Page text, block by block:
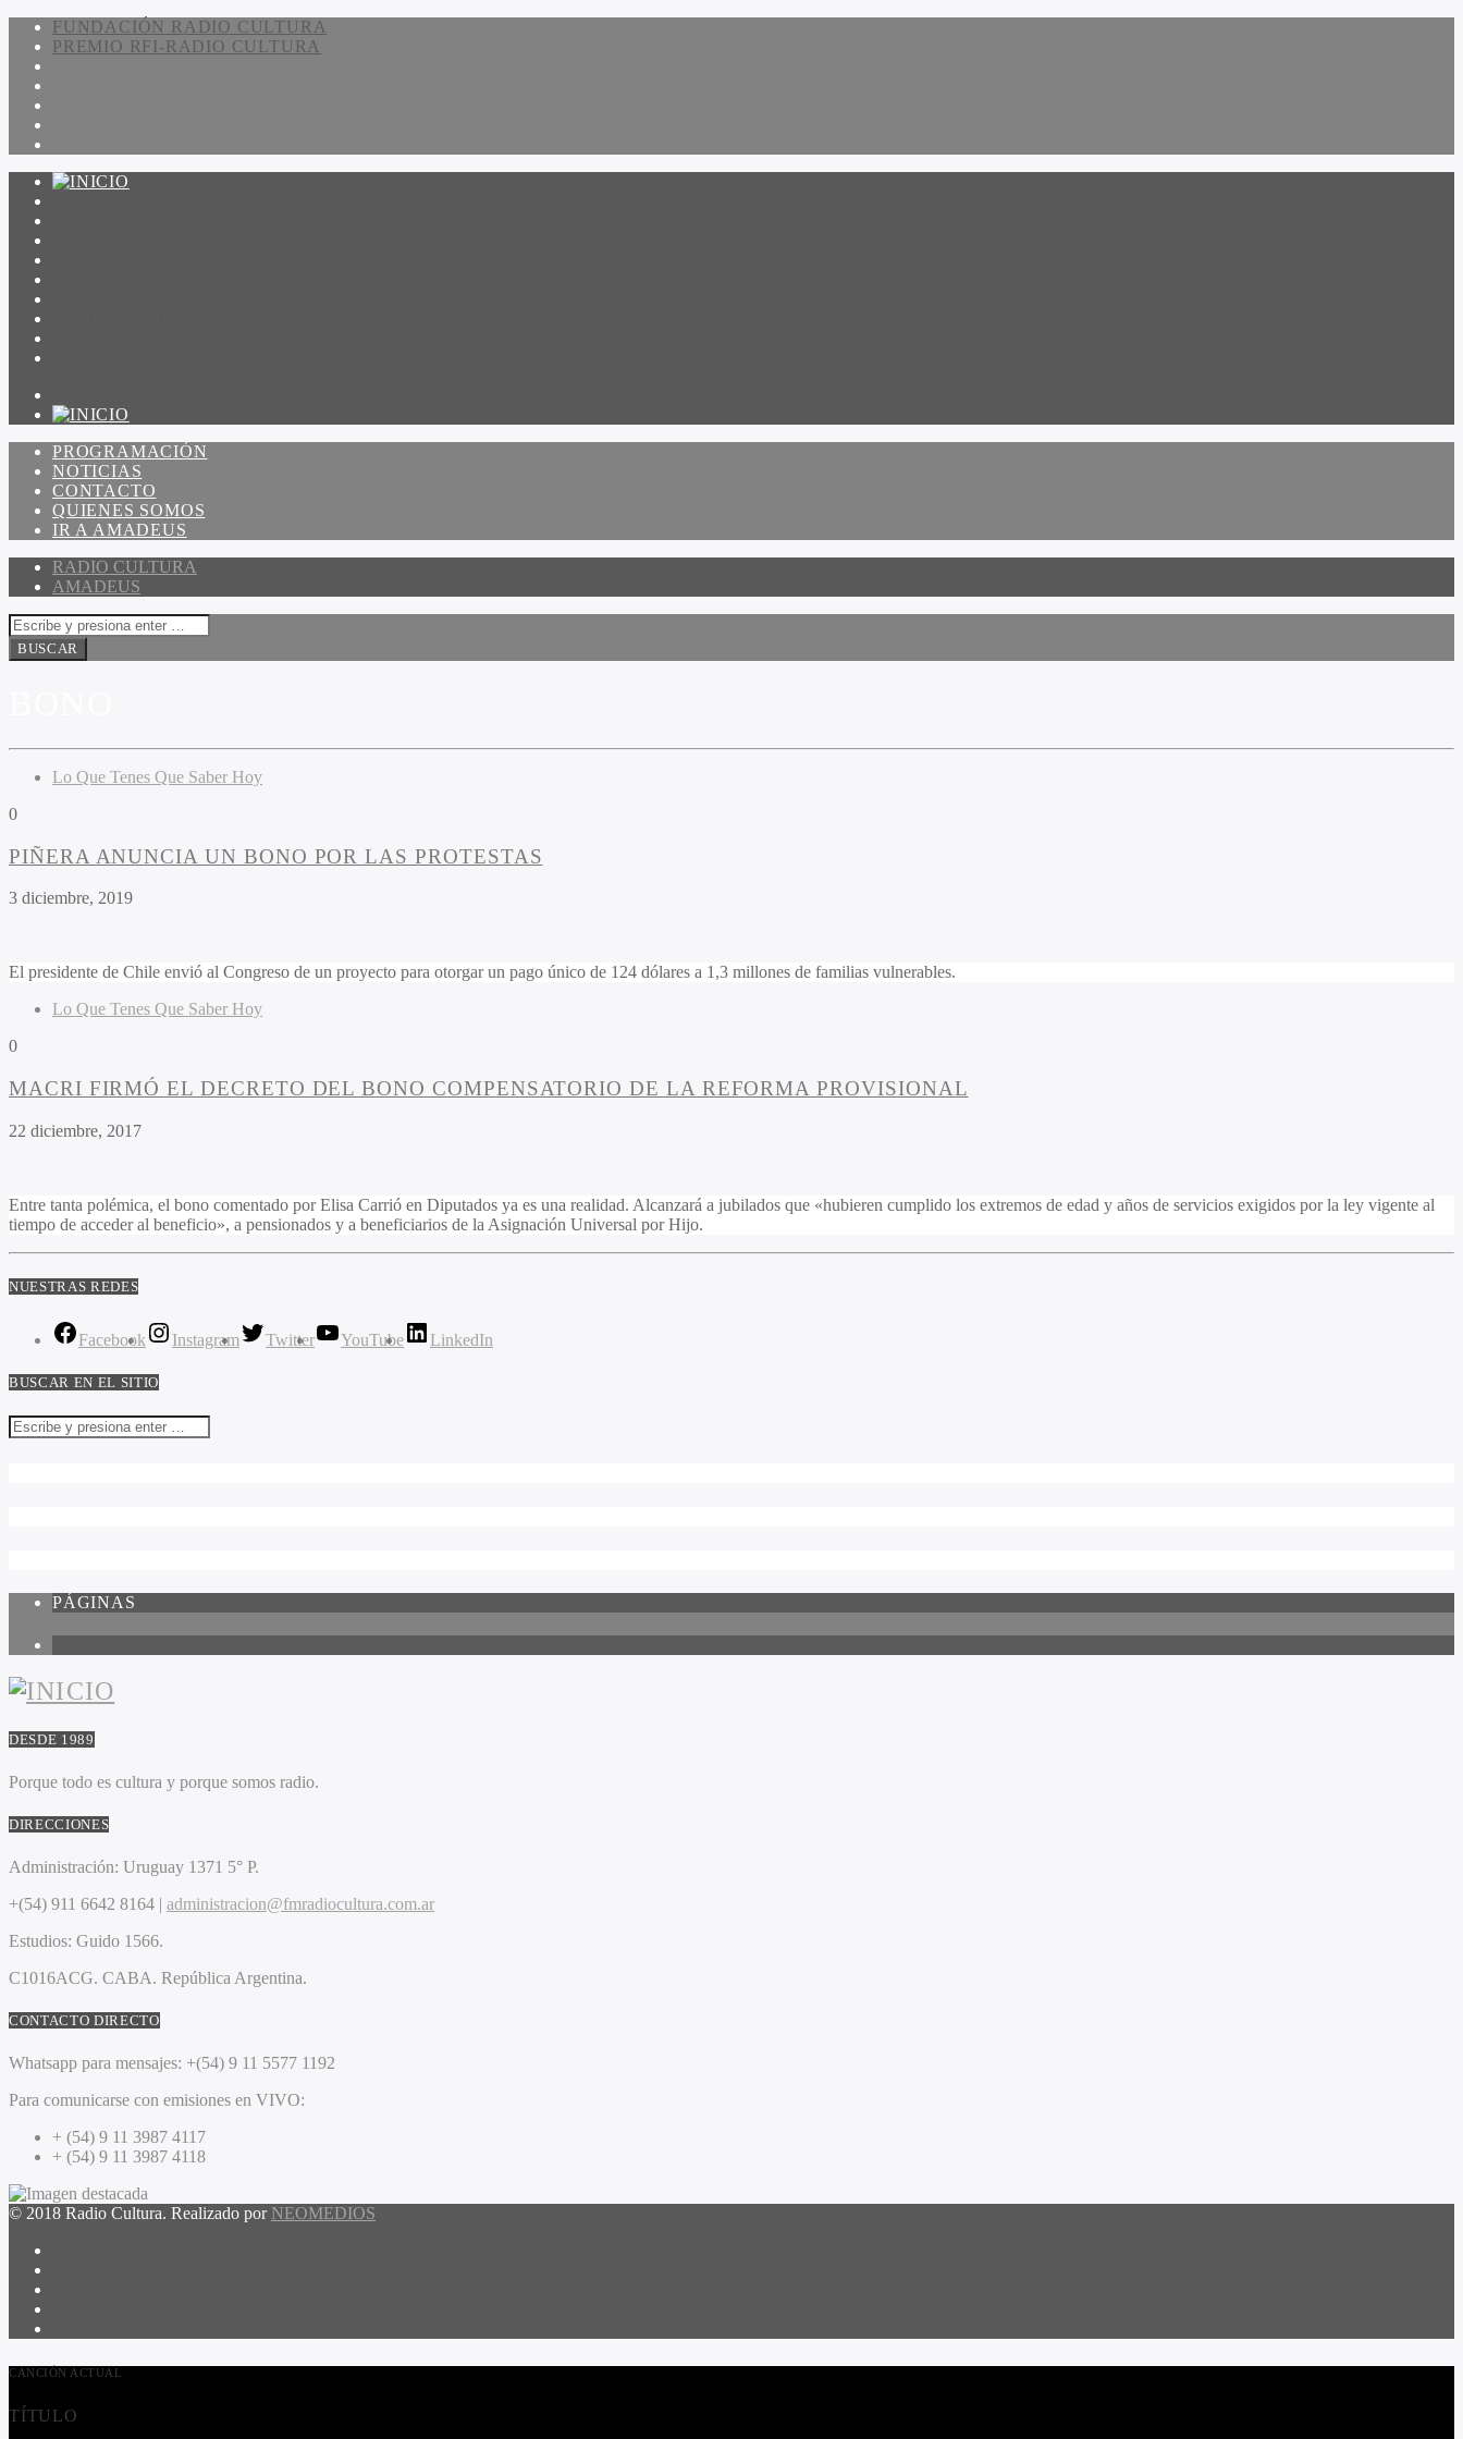
FUNDACIÓN RADIO CULTURA
PREMIO RFI-RADIO CULTURA
PROGRAMACIÓN
NOTICIAS
CONTACTO
QUIENES SOMOS
IR A AMADEUS
RADIO CULTURA
AMADEUS
Lo Que Tenes Que Saber Hoy
0
PIÑERA ANUNCIA UN BONO POR LAS PROTESTAS
3 diciembre, 2019
El presidente de Chile envió al Congreso de un proyecto para otorgar un pago único de 124 dólares a 1,3 millones de familias vulnerables.
Lo Que Tenes Que Saber Hoy
0
MACRI FIRMÓ EL DECRETO DEL BONO COMPENSATORIO DE LA REFORMA PROVISIONAL
22 diciembre, 2017
Entre tanta polémica, el bono comentado por Elisa Carrió en Diputados ya es una realidad. Alcanzará a jubilados que «hubieren cumplido los extremos de edad y años de servicios exigidos por la ley vigente al
tiempo de acceder al beneficio», a pensionados y a beneficiarios de la Asignación Universal por Hijo.
NUESTRAS REDES
Facebook Instagram Twitter YouTube LinkedIn
BUSCAR EN EL SITIO
PÁGINAS
DESDE 1989
Porque todo es cultura y porque somos radio.
DIRECCIONES
Administración: Uruguay 1371 5° P.
+(54) 911 6642 8164 | administracion@fmradiocultura.com.ar
Estudios: Guido 1566.
C1016ACG. CABA. República Argentina.
CONTACTO DIRECTO
Whatsapp para mensajes: +(54) 9 11 5577 1192
Para comunicarse con emisiones en VIVO:
+ (54) 9 11 3987 4117
+ (54) 9 11 3987 4118
© 2018 Radio Cultura. Realizado por NEOMEDIOS
CANCIÓN ACTUAL
TÍTULO